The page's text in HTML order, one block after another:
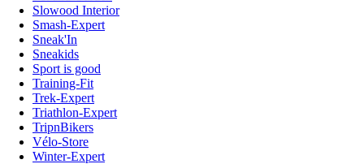
Slowood Interior
Smash-Expert
Sneak'In
Sneakids
Sport is good
Training-Fit
Trek-Expert
Triathlon-Expert
TripnBikers
Vélo-Store
Winter-Expert